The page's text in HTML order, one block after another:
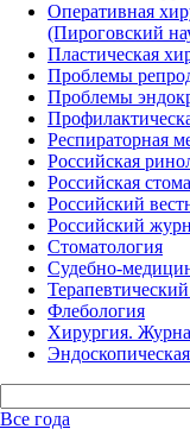
Оперативная
(Пироговский
Пластическая
Проблемы
Проблемы
Респираторная
Российская
Российская
Российский
Российский
Стоматология
Судебно-
Флебология
Хирургия.
Все года